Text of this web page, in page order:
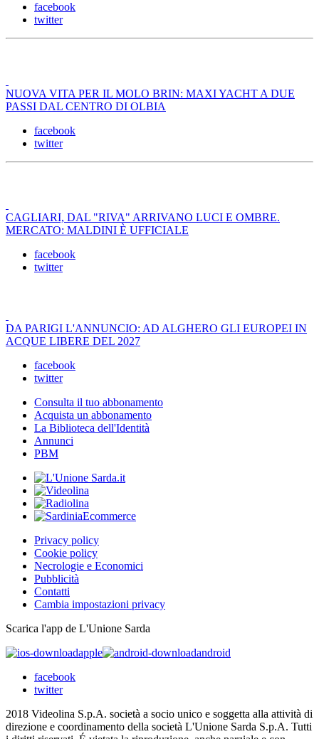
facebook
twitter
NUOVA VITA PER IL MOLO BRIN: MAXI YACHT A DUE
PASSI DAL CENTRO DI OLBIA
facebook
twitter
CAGLIARI, DAL "RIVA" ARRIVANO LUCI E OMBRE.
MERCATO: MALDINI È UFFICIALE
facebook
twitter
DA PARIGI L'ANNUNCIO: AD ALGHERO GLI EUROPEI IN
ACQUE LIBERE DEL 2027
facebook
twitter
Consulta il tuo abbonamento
Acquista un abbonamento
La Biblioteca dell'Identità
Annunci
PBM
Privacy policy
Cookie policy
Necrologie e Economici
Pubblicità
Contatti
Cambia impostazioni privacy
Scarica l'app de L'Unione Sarda
apple
android
facebook
twitter
2018 Videolina S.p.A. società a socio unico e soggetta alla attività di
direzione e coordinamento della società L'Unione Sarda S.p.A. Tutti